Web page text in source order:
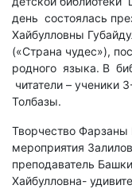
день состоялась
Хайбулловны
(«Страна чудес»),
родного языка. В
читатели – ученики
Толбазы.
Творчество Фарзаны
мероприятия
преподаватель
Хайбулловна-